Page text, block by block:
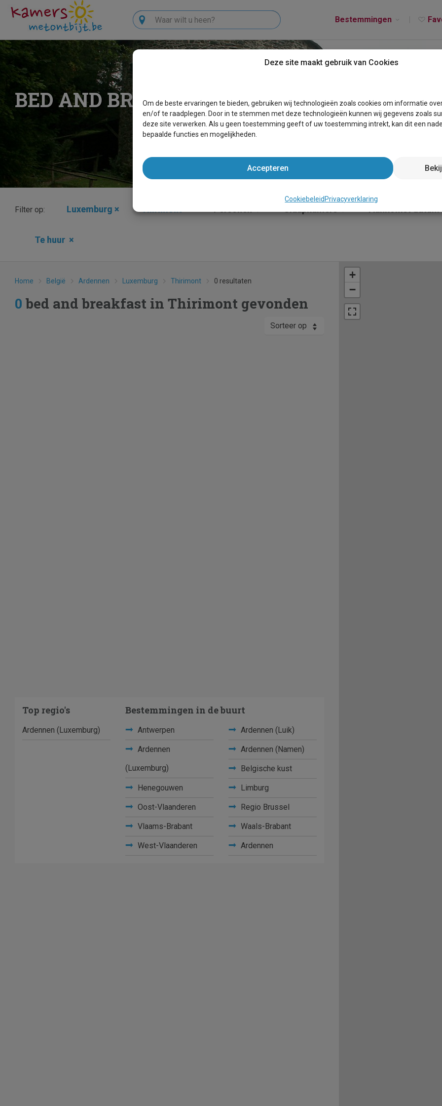
Bestemmingen
Zoeken
BED AND BREAKFAST THIRIMONT
Filter op: Luxemburg ×
Te huur ×
Home België Ardennen Luxemburg Thirimont 0 resultaten
0 bed and breakfast in Thirimont gevonden
Sorteer op
Top regio's
Ardennen (Luxemburg)
Bestemmingen in de buurt
Antwerpen Ardennen (Luik)
Ardennen
(Luxemburg)
Ardennen (Namen)
Belgische kust
Henegouwen Limburg
Oost-Vlaanderen Regio Brussel
Vlaams-Brabant Waals-Brabant
West-Vlaanderen Ardennen
+
−
Deze site maakt gebruik van Cookies
Om de beste ervaringen te bieden, gebruiken wij technologieën zoals cookies om informatie
en/of te raadplegen. Door in te stemmen met deze technologieën kunnen wij gegevens zoals
deze site verwerken. Als u geen toestemming geeft of uw toestemming intrekt, kan dit een
bepaalde functies en mogelijkheden.
Accepteren
Cookiebeleid Privacyverklaring